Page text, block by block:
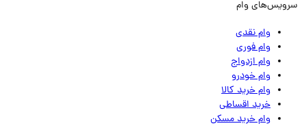
وام
وام نقدی
وام فوری
وام ازدواج
وام خودرو
وام خرید کالا
خرید اقساطی
وام خرید مسکن